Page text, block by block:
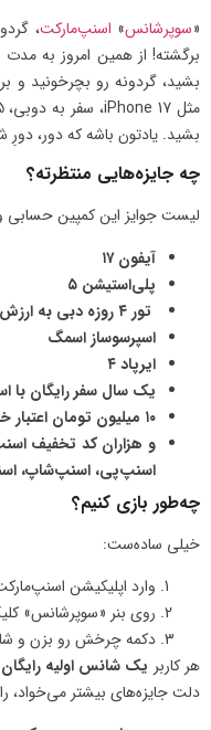
«سوپرشانس» اسنپ‌مارکت،
بشید، گردونه رو بچرخونید و
بشید. یادتون باشه که دور، دورِ
چه جایزه‌هایی منتظرته؟
لیست جوایز این کمپین
آیفون ۱۷
پلی‌استیشن ۵
تور ۴ روزه دبی به ارزش ۷۰ میلیون تومان
اسپرسوساز اسمگ
ایرپاد ۴
یک سال سفر رایگان با اسنپ به
۱۰ میلیون تومان اعتبار خرید اسنپ‌اکسپرس
و هزاران کد تخفیف
اسنپ‌پی، اسنپ‌شاپ،
چه‌طور بازی کنیم؟
خیلی ساده‌ست:
وارد اپلیکیشن
روی بنر «سوپرشانس»
دکمه چرخش رو بزن و
هر کاربر یک شانس اولیه رایگان
دلت جایزه‌های بیشتر